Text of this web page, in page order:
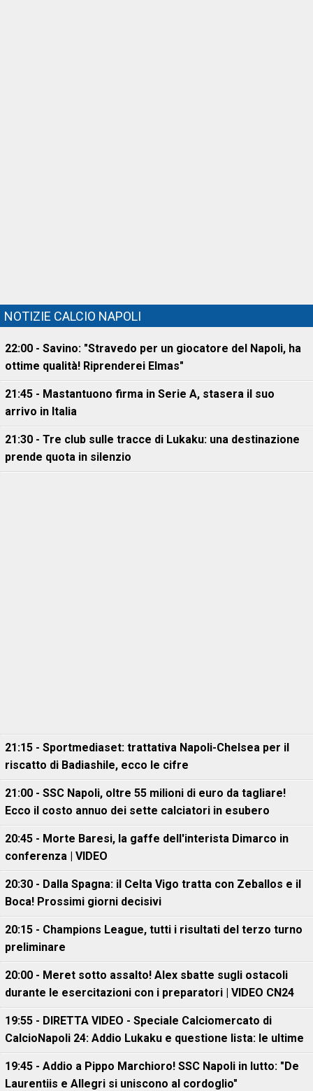
NOTIZIE CALCIO NAPOLI
22:00 - Savino: "Stravedo per un giocatore del Napoli, ha
ottime qualità! Riprenderei Elmas"
21:45 - Mastantuono firma in Serie A, stasera il suo
arrivo in Italia
21:30 - Tre club sulle tracce di Lukaku: una destinazione
prende quota in silenzio
21:15 - Sportmediaset: trattativa Napoli-Chelsea per il
riscatto di Badiashile, ecco le cifre
21:00 - SSC Napoli, oltre 55 milioni di euro da tagliare!
Ecco il costo annuo dei sette calciatori in esubero
20:45 - Morte Baresi, la gaffe dell'interista Dimarco in
conferenza | VIDEO
20:30 - Dalla Spagna: il Celta Vigo tratta con Zeballos e il
Boca! Prossimi giorni decisivi
20:15 - Champions League, tutti i risultati del terzo turno
preliminare
20:00 - Meret sotto assalto! Alex sbatte sugli ostacoli
durante le esercitazioni con i preparatori | VIDEO CN24
19:55 - DIRETTA VIDEO - Speciale Calciomercato di
CalcioNapoli 24: Addio Lukaku e questione lista: le ultime
19:45 - Addio a Pippo Marchioro! SSC Napoli in lutto: "De
Laurentiis e Allegri si uniscono al cordoglio"